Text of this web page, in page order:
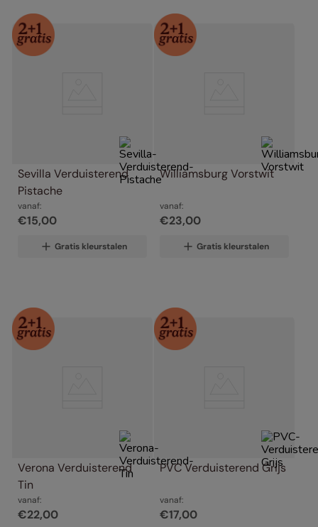
Sevilla Verduisterend
Pistache
vanaf:
€15,00
Gratis kleurstalen
Williamsburg Vorstwit
vanaf:
€23,00
Gratis kleurstalen
Verona Verduisterend
Tin
vanaf:
€22,00
PVC Verduisterend Grijs
vanaf:
€17,00